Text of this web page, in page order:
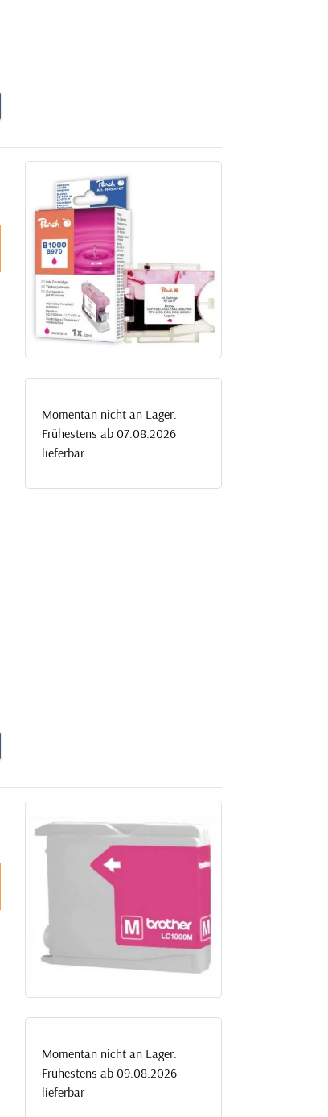
Momentan nicht an Lager.
Frühestens ab 07.08.2026
lieferbar
Momentan nicht an Lager.
Frühestens ab 09.08.2026
lieferbar